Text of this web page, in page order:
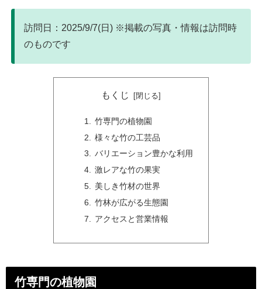
訪問日：2025/9/7(日) ※掲載の写真・情報は訪問時
のものです
もくじ
竹専門の植物園
様々な竹の工芸品
バリエーション豊かな利用
激レアな竹の果実
美しき竹材の世界
竹林が広がる生態園
アクセスと営業情報
竹専門の植物園